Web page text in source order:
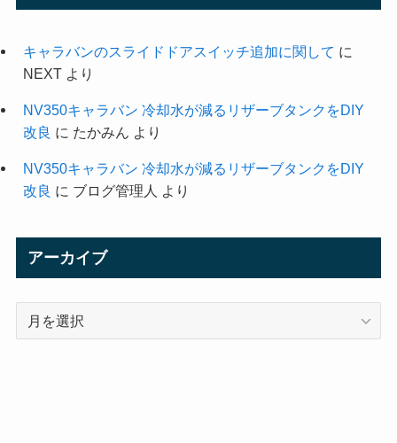
キャラバンのスライドドアスイッチ追加に関して に
NEXTより
NV350キャラバン 冷却水が減るリザーブタンクをDIY
改良 に たかみん より
NV350キャラバン 冷却水が減るリザーブタンクをDIY
改良 に ブログ管理人 より
アーカイブ